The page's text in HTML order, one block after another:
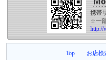
携帯
☆一
http://
Top お店検